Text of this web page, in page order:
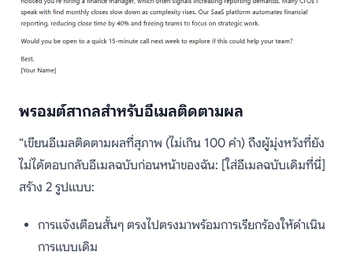
พรอมต์สากลสำหรับอีเมลติดตามผล
“เขียนอีเมลติดตามผลที่สุภาพ (ไม่เกิน 100 คำ) ถึงผู้มุ่งหวังที่ยัง
ไม่ได้ตอบกลับอีเมลฉบับก่อนหน้าของฉัน: [ใส่อีเมลฉบับเดิมที่นี่]
สร้าง 2 รูปแบบ:
การแจ้งเตือนสั้นๆ ตรงไปตรงมาพร้อมการเรียกร้องให้ดำเนิน
การแบบเดิม